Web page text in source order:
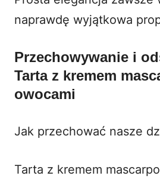
naprawdę wyjątkowa
Przechowywanie i
Tarta z kremem
owocami
Jak przechować nasze
Tarta z kremem